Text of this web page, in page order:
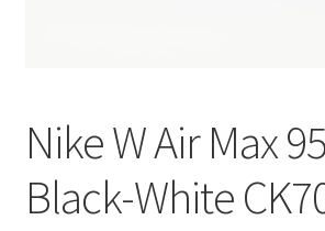
Nike W Air Max
Black-White